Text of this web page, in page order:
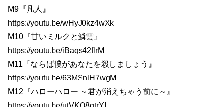
M9『凡人』
https://youtu.be/wHyJ0kz4wXk
M10『甘いミルクと鱗雲』
https://youtu.be/iBaqs42flrM
M11『ならば僕があなたを殺しましょう』
https://youtu.be/63MSnlH7wgM
M12『ハローハロー ～君が消えちゃう前に～』
https://youtu.be/utVKQ8qtrYI